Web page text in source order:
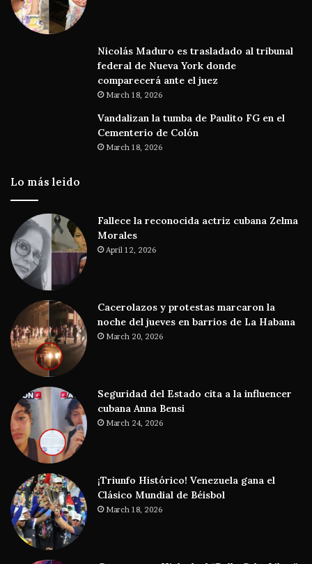
Nicolás Maduro es trasladado al tribunal
federal de Nueva York donde
comparecerá ante el juez
March 18, 2026
Vandalizan la tumba de Paulito FG en el
Cementerio de Colón
March 18, 2026
Lo más leido
Fallece la reconocida actriz cubana Zelma
Morales
April 12, 2026
Cacerolazos y protestas marcaron la
noche del jueves en barrios de La Habana
March 20, 2026
Seguridad del Estado cita a la influencer
cubana Anna Bensi
March 24, 2026
¡Triunfo Histórico! Venezuela gana el
Clásico Mundial de Béisbol
March 18, 2026